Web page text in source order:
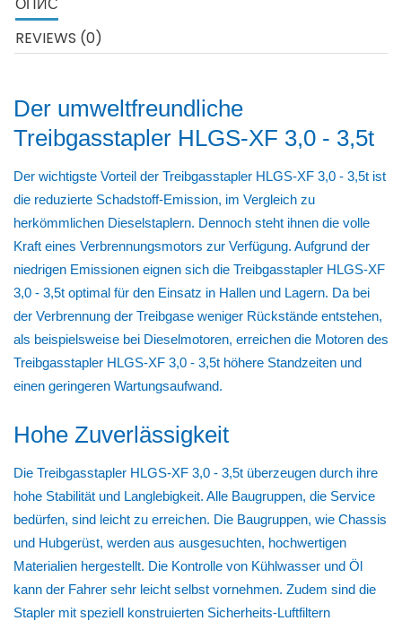
REVIEWS (0)
Der umweltfreundliche
Treibgasstapler HLGS-XF 3,0 - 3,5t
Der wichtigste Vorteil der Treibgasstapler HLGS-XF 3,0 - 3,5t ist
die reduzierte Schadstoff-Emission, im Vergleich zu
herkömmlichen Dieselstaplern. Dennoch steht ihnen die volle
Kraft eines Verbrennungsmotors zur Verfügung. Aufgrund der
niedrigen Emissionen eignen sich die Treibgasstapler HLGS-XF
3,0 - 3,5t optimal für den Einsatz in Hallen und Lagern. Da bei
der Verbrennung der Treibgase weniger Rückstände entstehen,
als beispielsweise bei Dieselmotoren, erreichen die Motoren des
Treibgasstapler HLGS-XF 3,0 - 3,5t höhere Standzeiten und
einen geringeren Wartungsaufwand.
Hohe Zuverlässigkeit
Die Treibgasstapler HLGS-XF 3,0 - 3,5t überzeugen durch ihre
hohe Stabilität und Langlebigkeit. Alle Baugruppen, die Service
bedürfen, sind leicht zu erreichen. Die Baugruppen, wie Chassis
und Hubgerüst, werden aus ausgesuchten, hochwertigen
Materialien hergestellt. Die Kontrolle von Kühlwasser und Öl
kann der Fahrer sehr leicht selbst vornehmen. Zudem sind die
Stapler mit speziell konstruierten Sicherheits-Luftfiltern